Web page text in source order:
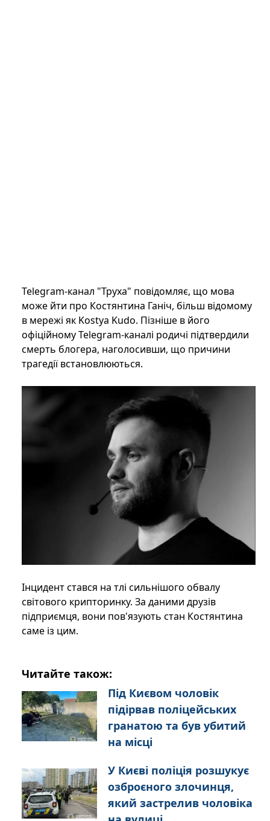
Telegram-канал "Труха" повідомляє, що мова
може йти про Костянтина Ганіч, більш відомому
в мережі як Kostya Kudo. Пізніше в його
офіційному Telegram-каналі родичі підтвердили
смерть блогера, наголосивши, що причини
трагедії встановлюються.
Інцидент стався на тлі сильнішого обвалу
світового крипторинку. За даними друзів
підприємця, вони пов'язують стан Костянтина
саме із цим.
Читайте також:
Під Києвом чоловік
підірвав поліцейських
гранатою та був убитий
на місці
У Києві поліція розшукує
озброєного злочинця,
який застрелив чоловіка